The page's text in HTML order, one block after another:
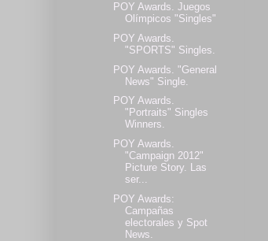
POY Awards. Juegos
Olímpicos "Singles"
POY Awards.
"SPORTS" Singles.
POY Awards. "General
News" Single.
POY Awards.
"Portraits" Singles
Winners.
POY Awards.
"Campaign 2012"
Picture Story. Las
ser...
POY Awards:
Campañas
electorales y Spot
News.